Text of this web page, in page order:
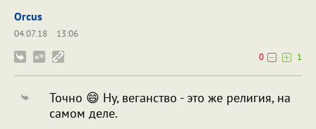
Orcus
04.07.18
13:06
0
1
Точно 😄 Ну, веганство - это же религия, на
самом деле.